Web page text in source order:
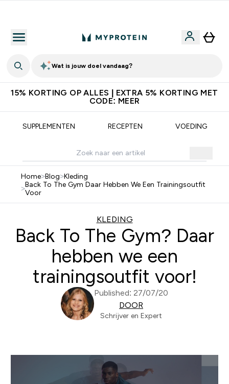
Wat is jouw doel vandaag?
15% KORTING OP ALLES | EXTRA 5% KORTING MET
CODE: MEER
SUPPLEMENTEN RECEPTEN VOEDING
Home>Blog>Kleding
>Back To The Gym Daar Hebben We Een Trainingsoutfit
Voor
KLEDING
Back To The Gym? Daar
hebben we een
trainingsoutfit voor!
Published: 27/07/20
DOOR
Schrijver en Expert